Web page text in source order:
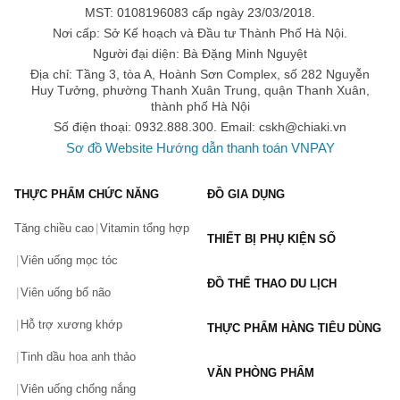
Sữa Pediasure pha sẵn được đánh giá là tốt hơn so với dòng bột,
bởi sản phẩm đã được pha sẵn theo đúng tỉ lệ khuyến cáo của
hãng. Toàn bộ sản phẩm được đóng chai tiện lợi, từ đó giúp mẹ
có thể mang thai bất cứ khi nào bé ra ngoài, đi du lịch hay dã
ngoại với gia đình. Sản phẩm sử dụng tiện lợi, an toàn, tuy nhiên
giá thành sẽ đắt hơn so với dạng pha bột. Sản phẩm tiêu biểu là:
Sữa nước cho bé Pediasure của Nga
Sữa PediaSure nước 237ml (chất xơ Vani -trẻ 2-13 tuổi)
Sữa Pediasure bột
Úc và xuất Singapore. Các sản phẩm này vẫn giữ nguyên được
chất lượng, chỉ khác về kích thước và một chút về thiết kế sao
cho phù hợp với từng quốc gia. Sản phẩm tiêu biểu là:
Sữa Pediasure Singapore có nắp vàng, trọng lượng 400g -
900g - 1.6kg
Sữa Pediasure Singapore nắp tím, trọng lượng 900g
Sữa Pediasure Úc vỏ xanh, nắp trắng , dành cho trẻ từ 1 - 13
tuổi.
MST: 0108196083 cấp ngày 23/03/2018.
Nơi cấp: Sở Kế hoạch và Đầu tư Thành Phố Hà Nội.
Người đại diện: Bà Đặng Minh Nguyệt
Địa chỉ: Tầng 3, tòa A, Hoành Sơn Complex, số 282 Nguyễn
Huy Tưởng, phường Thanh Xuân Trung, quận Thanh Xuân,
thành phố Hà Nội
Số điện thoại: 0932.888.300. Email: cskh@chiaki.vn
Sơ đồ Website Hướng dẫn thanh toán VNPAY
THỰC PHẨM CHỨC NĂNG
Tăng chiều cao Vitamin tổng hợp
Viên uống mọc tóc
Viên uống bổ não
Hỗ trợ xương khớp
Tinh dầu hoa anh thảo
Viên uống chống nắng
ĐỒ GIA DỤNG
THIẾT BỊ PHỤ KIỆN SỐ
ĐỒ THỂ THAO DU LỊCH
THỰC PHẨM HÀNG TIÊU DÙNG
VĂN PHÒNG PHẨM